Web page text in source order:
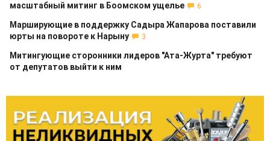
масштабный митинг в Боомском ущелье
6
Марширующие в поддержку Садыра Жапарова поставили
юрты на повороте к Нарыну
3
Митингующие сторонники лидеров "Ата-Журта" требуют
от депутатов выйти к ним